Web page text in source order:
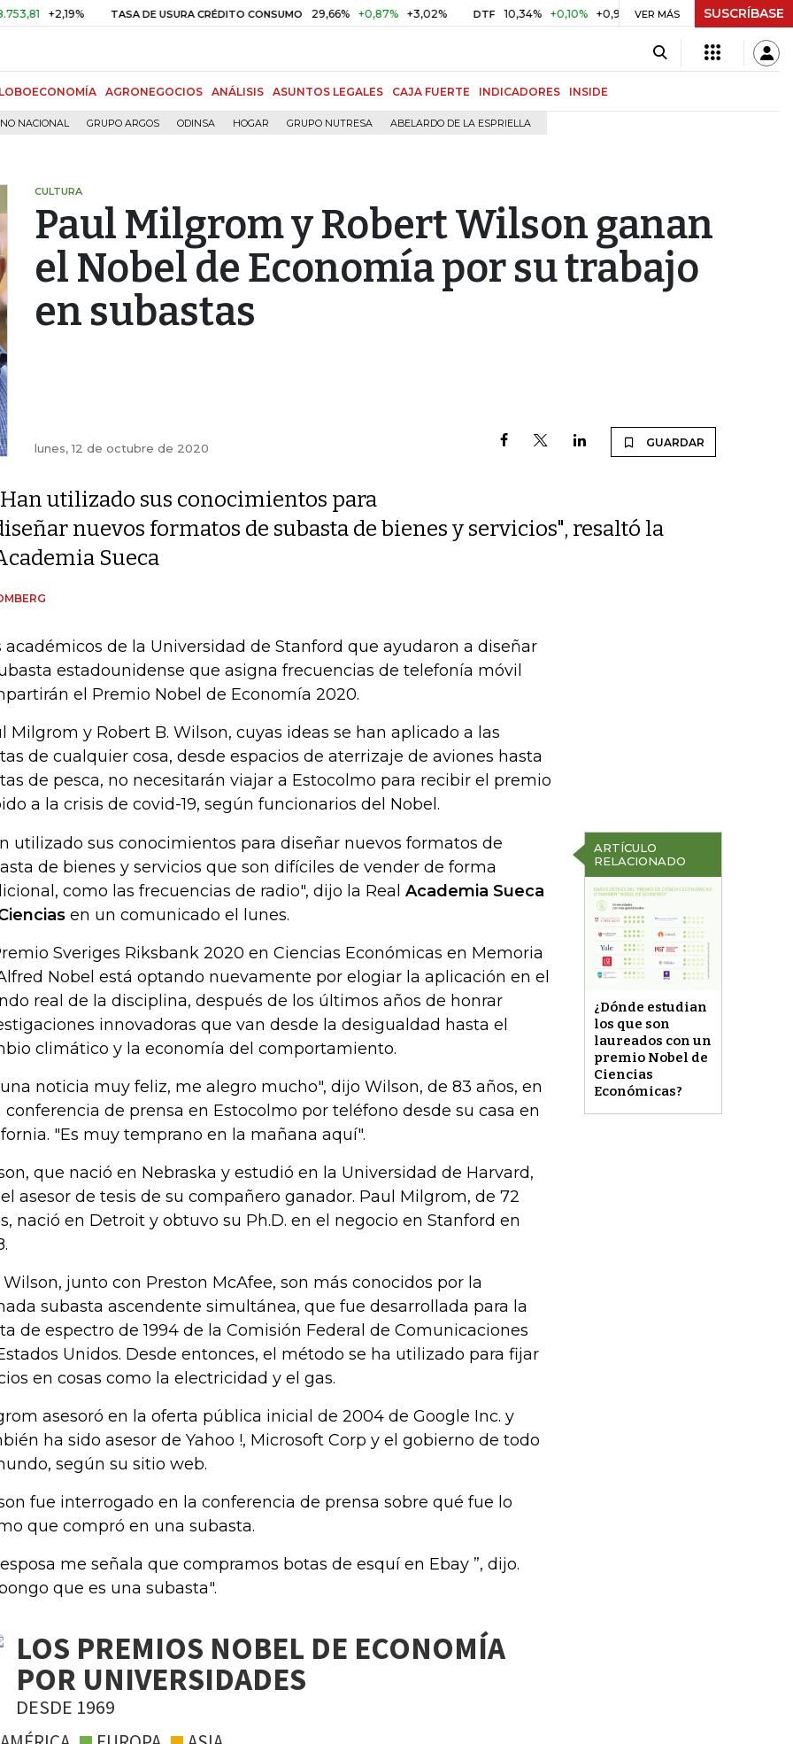
TASA DE USURA CRÉDITO CONSUMO 29,66% +0,87% +3,02% DTF 10,34% +0,10% +0,98% UVR $ 416,91 +$ 0,05 +0,01%
VER MÁS SUSCRÍBASE
AGRONEGOCIOS ANÁLISIS ASUNTOS LEGALES CAJA FUERTE INDICADORES INSIDE
NACIONAL GRUPO ARGOS ODINSA HOGAR GRUPO NUTRESA ABELARDO DE LA ESPRIELLA
CULTURA
Paul Milgrom y Robert Wilson ganan
el Nobel de Economía por su trabajo
en subastas
lunes, 12 de octubre de 2020 GUARDAR
utilizado sus conocimientos para
nuevos formatos de subasta de bienes y servicios", resaltó la
Sueca
académicos de la Universidad de Stanford que ayudaron a diseñar
estadounidense que asigna frecuencias de telefonía móvil
el Premio Nobel de Economía 2020.
Milgrom y Robert B. Wilson, cuyas ideas se han aplicado a las
de cualquier cosa, desde espacios de aterrizaje de aviones hasta
de pesca, no necesitarán viajar a Estocolmo para recibir el premio
a la crisis de covid-19, según funcionarios del Nobel.
ARTÍCULO
RELACIONADO
¿Dónde estudian
los que son
laureados con un
premio Nobel de
Ciencias
Económicas?
utilizado sus conocimientos para diseñar nuevos formatos de
de bienes y servicios que son difíciles de vender de forma
como las frecuencias de radio", dijo la Real Academia Sueca
en un comunicado el lunes.
Sveriges Riksbank 2020 en Ciencias Económicas en Memoria
Nobel está optando nuevamente por elogiar la aplicación en el
real de la disciplina, después de los últimos años de honrar
innovadoras que van desde la desigualdad hasta el
climático y la economía del comportamiento.
noticia muy feliz, me alegro mucho", dijo Wilson, de 83 años, en
conferencia de prensa en Estocolmo por teléfono desde su casa en
"Es muy temprano en la mañana aquí".
que nació en Nebraska y estudió en la Universidad de Harvard,
asesor de tesis de su compañero ganador. Paul Milgrom, de 72
nació en Detroit y obtuvo su Ph.D. en el negocio en Stanford en
Wilson, junto con Preston McAfee, son más conocidos por la
subasta ascendente simultánea, que fue desarrollada para la
de espectro de 1994 de la Comisión Federal de Comunicaciones
Unidos. Desde entonces, el método se ha utilizado para fijar
en cosas como la electricidad y el gas.
asesoró en la oferta pública inicial de 2004 de Google Inc. y
ha sido asesor de Yahoo !, Microsoft Corp y el gobierno de todo
según su sitio web.
fue interrogado en la conferencia de prensa sobre qué fue lo
que compró en una subasta.
me señala que compramos botas de esquí en Ebay ”, dijo.
que es una subasta".